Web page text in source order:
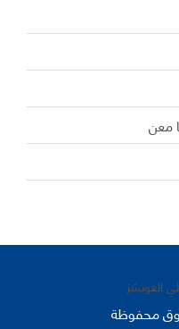
معن